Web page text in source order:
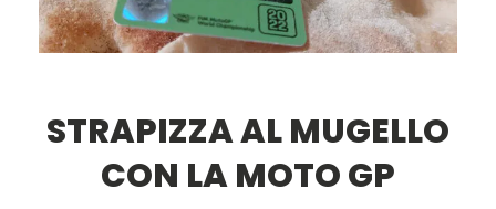
STRAPIZZA AL MUGELLO
CON LA MOTO GP